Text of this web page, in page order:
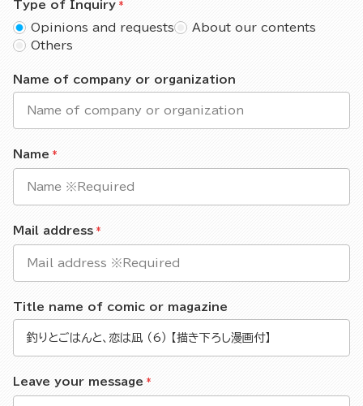
Type of Inquiry
Opinions and requests
About our contents
Others
Name of company or organization
Name
Mail address
Title name of comic or magazine
Leave your message